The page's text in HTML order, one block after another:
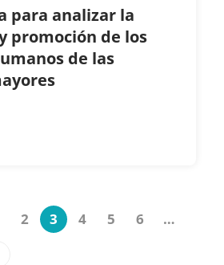
para analizar la
promoción de los
de las
2 3 4 5 6
…